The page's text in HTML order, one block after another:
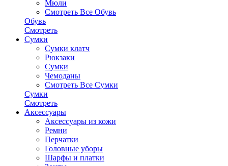
Мюли
Смотреть Все Обувь
Обувь
Смотреть
Сумки
Сумки клатч
Рюкзаки
Сумки
Чемоданы
Смотреть Все Сумки
Сумки
Смотреть
Аксессуары
Аксессуары из кожи
Ремни
Перчатки
Головные уборы
Шарфы и платки